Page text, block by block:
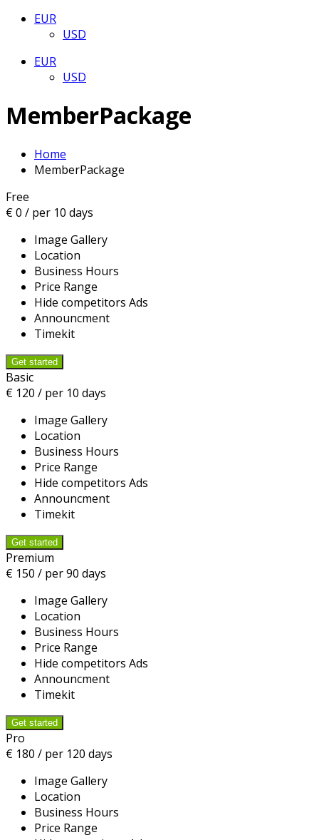
EUR
USD
EUR
USD
MemberPackage
Home
MemberPackage
Free
€0 / per 10 days
Image Gallery
Location
Business Hours
Price Range
Hide competitors Ads
Announcment
Timekit
Basic
€ 120 / per 10 days
Image Gallery
Location
Business Hours
Price Range
Hide competitors Ads
Announcment
Timekit
Premium
€ 150 / per 90 days
Image Gallery
Location
Business Hours
Price Range
Hide competitors Ads
Announcment
Timekit
Pro
€ 180 / per 120 days
Image Gallery
Location
Business Hours
Price Range